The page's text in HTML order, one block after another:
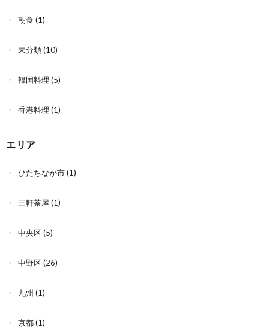
朝食 (1)
未分類(10)
韓国料理 (5)
香港料理 (1)
エリア
ひたちなか市(1)
三軒茶屋 (1)
中央区(5)
中野区(26)
九州 (1)
京都(1)